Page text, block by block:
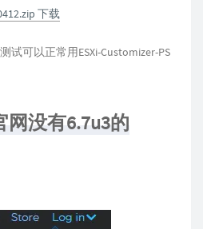
下载
试可以正常用ESXi-Customizer-PS
没有6.7u3的